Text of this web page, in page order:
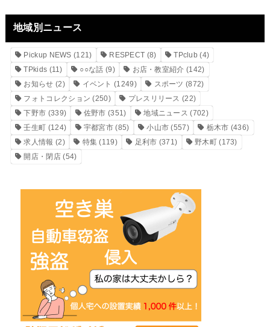
地域別ニュース
Pickup NEWS (121) RESPECT (8) TPclub (4)
TPkids (11) ○○な話 (9) お店・教室紹介 (142)
お知らせ (2) イベント (1249) スポーツ (872)
フォトコレクション (250) プレスリリース (22)
下野市 (339) 佐野市 (351) 地域ニュース (702)
壬生町 (124) 宇都宮市 (85) 小山市 (557) 栃木市 (436)
求人情報 (2) 特集 (119) 足利市 (371) 野木町(173)
開店・閉店(54)